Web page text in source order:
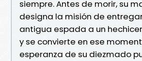
siempre. Antes de morir, su
designa la misión de
antigua espada a un
y se convierte en ese
esperanza de su diezmado